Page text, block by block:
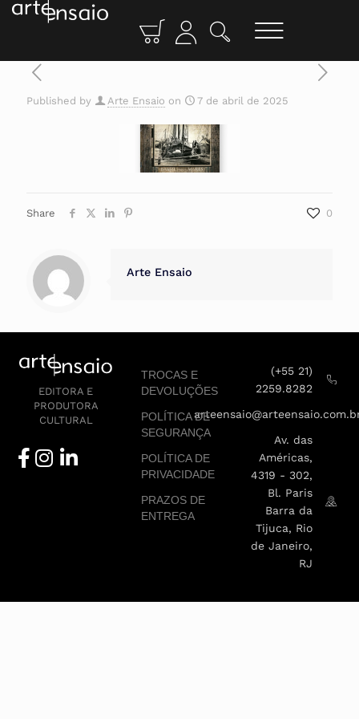
Published by Arte Ensaio on 7 de abril de 2025
Share 0
Arte Ensaio
EDITORA E
PRODUTORA
CULTURAL
TROCAS E
DEVOLUÇÕES
POLÍTICA DE
SEGURANÇA
POLÍTICA DE
PRIVACIDADE
PRAZOS DE
ENTREGA
(+55 21)
2259.8282
Av. das
Américas,
4319 - 302,
Bl. Paris
Barra da
Tijuca, Rio
de Janeiro,
RJ